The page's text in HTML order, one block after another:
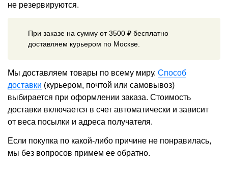
не резервируются.
При заказе на сумму от 3500 ₽ бесплатно
доставляем курьером по Москве.
Мы доставляем товары по всему миру. Способ
доставки (курьером, почтой или самовывоз)
выбирается при оформлении заказа. Стоимость
доставки включается в счет автоматически и зависит
от веса посылки и адреса получателя.
Если покупка по какой-либо причине не понравилась,
мы без вопросов примем ее обратно.